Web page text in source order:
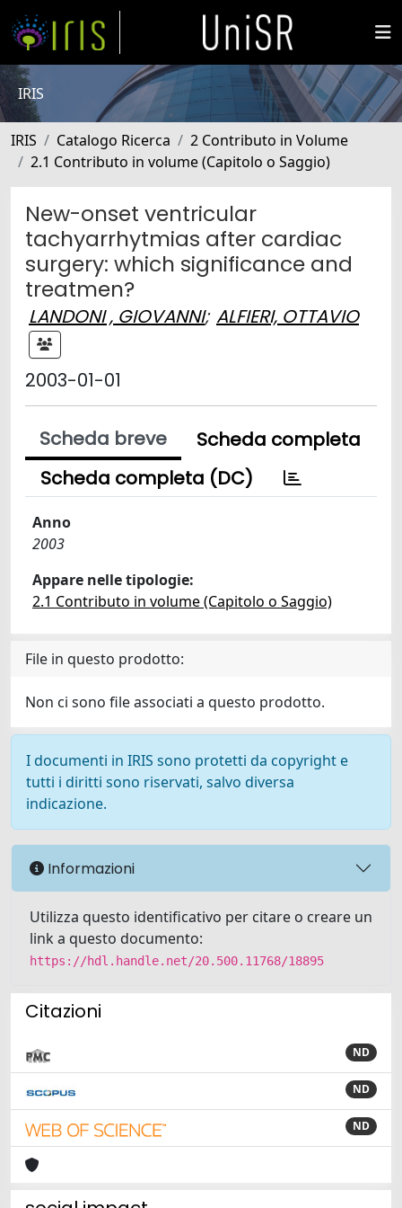
IRIS
IRIS Catalogo Ricerca
2 Contributo in Volume
2.1 Contributo in volume (Capitolo o Saggio)
New-onset ventricular
tachyarrhytmias after cardiac
surgery: which significance and
treatmen?
LANDONI , GIOVANNI; ALFIERI, OTTAVIO
2003-01-01
Scheda breve
Scheda completa
Scheda completa (DC)
Anno
2003
Appare nelle tipologie:
2.1 Contributo in volume (Capitolo o Saggio)
File in questo prodotto:
Non ci sono file associati a questo prodotto.
I documenti in IRIS sono protetti da copyright e
tutti i diritti sono riservati, salvo diversa
indicazione.
Informazioni
Utilizza questo identificativo per citare o creare un
link a questo documento:
https://hdl.handle.net/20.500.11768/18895
Citazioni
ND
ND
ND